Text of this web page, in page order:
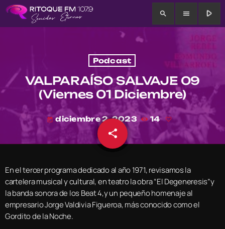
search menu play_arrow
Podcast
VALPARAÍSO SALVAJE 09
(Viernes 01 Diciembre)
today diciembre 2, 2023 14
share
email
En el tercer programa dedicado al año 1971, revisamos la
cartelera musical y cultural, en teatro la obra “El Degeneresis”y
la banda sonora de los Beat 4,y un pequeño homenaje al
empresario Jorge Valdivia Figueroa, más conocido como el
Gordito de la Noche.